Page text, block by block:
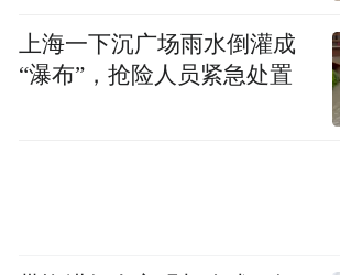
上海一下沉广场雨水倒灌成
“瀑布”，抢险人员紧急处置